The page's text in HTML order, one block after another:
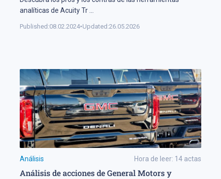
analíticas de Acuity Tr
Published:08.02.2024•Updated:26.05.2026
Análisis Hora de leer: 14 actas
Análisis de acciones de General Motors y